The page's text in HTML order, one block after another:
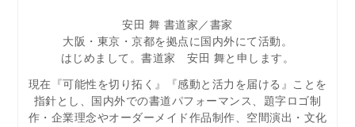
安田 舞 書道家／書家
大阪・東京・京都を拠点に国内外にて活動。
はじめまして。書道家 安田 舞と申します。
現在『可能性を切り拓く』『感動と活力を届ける』ことを
指針とし、国内外での書道パフォーマンス、題字ロゴ制
作・企業理念やオーダーメイド作品制作、空間演出・文化